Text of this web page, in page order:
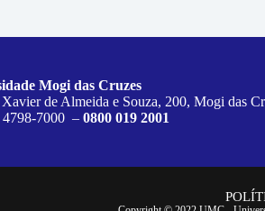
Mogi das Cruzes
de Almeida e Souza, 200, Mogi das
4798-7000 –0800 019 2001